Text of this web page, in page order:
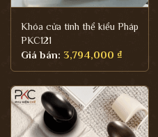
Khóa cửa tinh thể kiểu Pháp
PKC121
Giá bán: 3,794,000 ₫